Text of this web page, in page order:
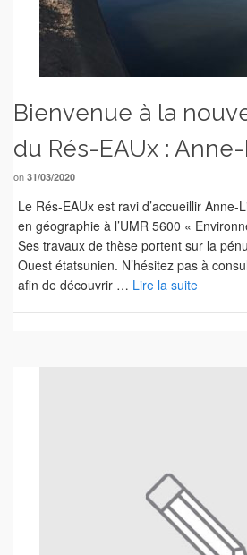
Bienvenue à la
du Rés-EAUx : Anne-
on 31/03/2020
Le Rés-EAUx est ravi d’accueillir Anne-
en géographie à l’UMR 5600 «
Ses travaux de thèse portent sur la
Ouest étatsunien. N’hésitez pas à
afin de découvrir … Lire la suite